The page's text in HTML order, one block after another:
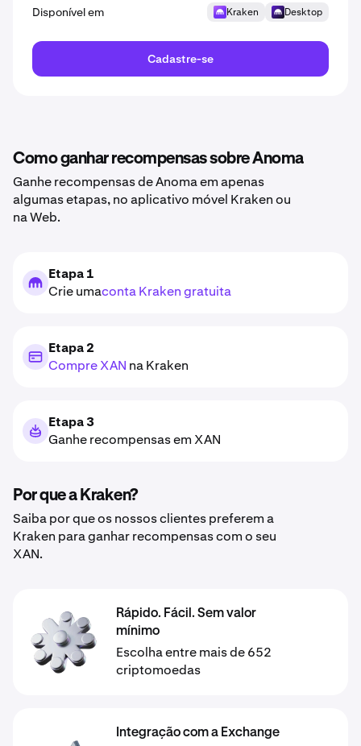
Disponível em
Kraken Desktop
Cadastre-se
Como ganhar recompensas sobre Anoma
Ganhe recompensas de Anoma em apenas
algumas etapas, no aplicativo móvel Kraken ou
na Web.
Etapa 1
Crie umaconta Kraken gratuita
Etapa 2
Compre XAN na Kraken
Etapa 3
Ganhe recompensas em XAN
Por que a Kraken?
Saiba por que os nossos clientes preferem a
Kraken para ganhar recompensas com o seu
XAN.
Rápido. Fácil. Sem valor
mínimo
Escolha entre mais de 652
criptomoedas
Integração com a Exchange